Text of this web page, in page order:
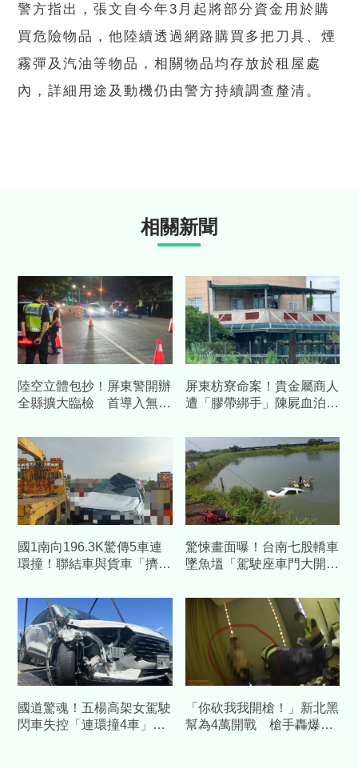
警方指出，張文自今年3月起將部分資金用於購
買危險物品，他陸續透過網路購買多把刀具、煙
霧彈及汽油等物品，相關物品均存放於租屋處
內，詳細用途及動機仍由警方持續調查釐清。
相關新聞
陸空立體包抄！屏東警開辦
全縣擴大臨檢 首導入無人
屏東枋寮命案！貴金屬商人
遭「膠帶綁手」陳屍血泊
國1南向196.3K驚傳5車連
環撞！聯結車與貨車「擠成
驚悚畫面曝！台南七股轎車
墜魚塭「駕駛座車門大開」
國道驚魂！五楊高架女駕駛
閃車失控「連環撞4車」
「你砍我我開槍！」新北黑
幫為4萬開戰 槍手轟爆貿